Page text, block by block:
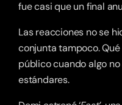
fue casi que un final
Las reacciones no se
conjunta tampoco.
público cuando algo
estándares.